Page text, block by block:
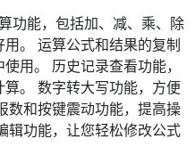
功能，包括加、减、乘、除
。 运算公式和结果的复制
用。 历史记录查看功能，
。 数字转大写功能，方便
数和按键震动功能，提高操
辑功能，让您轻松修改公式